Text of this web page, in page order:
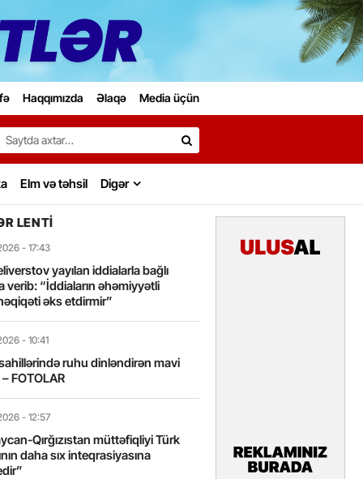
Haqqımızda Əlaqə Media üçün
Search…
Elm və təhsil Digər
LENTI
- 17:43
yayılan iddialarla bağlı
verib: “İddiaların əhəmiyyətli
əks etdirmir”
- 10:41
ruhu dinləndirən mavi
FOTOLAR
- 12:57
Qırğızıstan müttəfiqliyi Türk
daha sıx inteqrasiyasına